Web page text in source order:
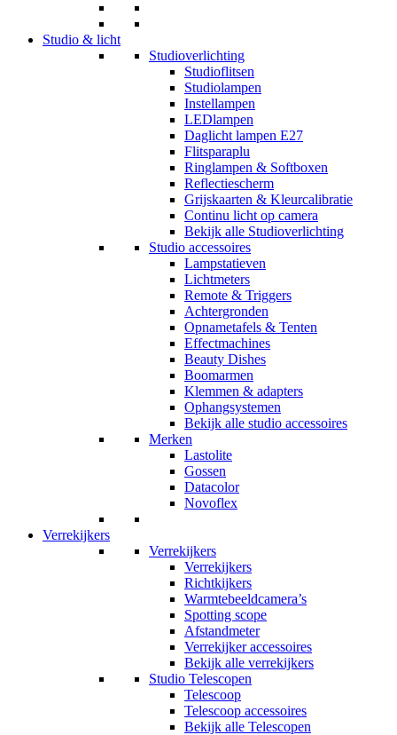
Studio & licht
Studioverlichting
Studioflitsen
Studiolampen
Instellampen
LEDlampen
Daglicht lampen E27
Flitsparaplu
Ringlampen & Softboxen
Reflectiescherm
Grijskaarten & Kleurcalibratie
Continu licht op camera
Bekijk alle Studioverlichting
Studio accessoires
Lampstatieven
Lichtmeters
Remote & Triggers
Achtergronden
Opnametafels & Tenten
Effectmachines
Beauty Dishes
Boomarmen
Klemmen & adapters
Ophangsystemen
Bekijk alle studio accessoires
Merken
Lastolite
Gossen
Datacolor
Novoflex
Verrekijkers
Verrekijkers
Verrekijkers
Richtkijkers
Warmtebeeldcamera’s
Spotting scope
Afstandmeter
Verrekijker accessoires
Bekijk alle verrekijkers
Studio Telescopen
Telescoop
Telescoop accessoires
Bekijk alle Telescopen